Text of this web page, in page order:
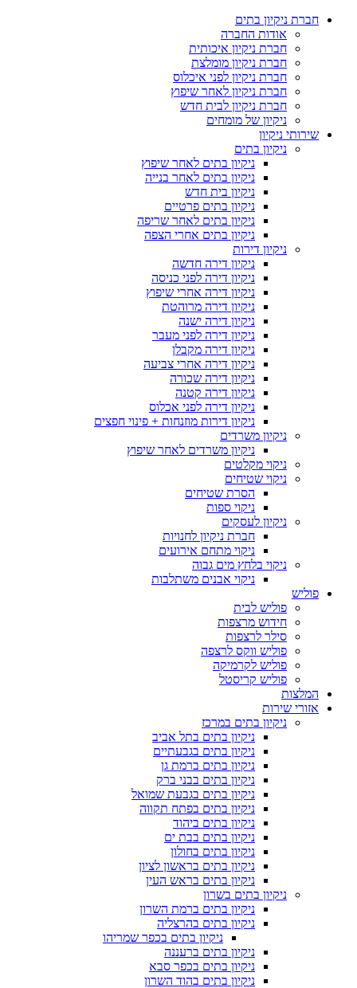
חברת ניקיון בתים
אודות החברה
חברת ניקיון איכותית
חברת ניקיון מומלצת
חברת ניקיון לפני איכלוס
חברת ניקיון לאחר שיפוץ
חברת ניקיון לבית חדש
ניקיון של מומחים
שירותי ניקיון
ניקיון בתים
ניקיון בתים לאחר שיפוץ
ניקיון בתים לאחר בנייה
ניקיון בית חדש
ניקיון בתים פרטיים
ניקיון בתים לאחר שריפה
ניקיון בתים אחרי הצפה
ניקיון דירות
ניקיון דירה חדשה
ניקיון דירה לפני כניסה
ניקיון דירה אחרי שיפוץ
ניקיון דירה מרוהטת
ניקיון דירה ישנה
ניקיון דירה לפני מעבר
ניקיון דירה מקבלן
ניקיון דירה אחרי צביעה
ניקיון דירה שכורה
ניקיון דירה קטנה
ניקיון דירה לפני אכלוס
ניקיון דירות מוזנחות + פינוי חפצים
ניקיון משרדים
ניקיון משרדים לאחר שיפוץ
ניקוי מקלטים
ניקוי שטיחים
הסרת שטיחים
ניקוי ספות
ניקיון לעסקים
חברת ניקיון לחנויות
ניקוי מתחם אירועים
ניקוי בלחץ מים גבוה
ניקוי אבנים משתלבות
פוליש
פוליש לבית
חידוש מרצפות
סילר לרצפות
פוליש ווקס לרצפה
פוליש לקרמיקה
פוליש קריסטל
המלצות
אזורי שירות
ניקיון בתים במרכז
ניקיון בתים בתל אביב
ניקיון בתים בגבעתיים
ניקיון בתים ברמת גן
ניקיון בתים בבני ברק
ניקיון בתים בגבעת שמואל
ניקיון בתים בפתח תקווה
ניקיון בתים ביהוד
ניקיון בתים בבת ים
ניקיון בתים בחולון
ניקיון בתים בראשון לציון
ניקיון בתים בראש העין
ניקיון בתים בשרון
ניקיון בתים ברמת השרון
ניקיון בתים בהרצליה
ניקיון בתים בכפר שמריהו
ניקיון בתים ברעננה
ניקיון בתים בכפר סבא
ניקיון בתים בהוד השרון